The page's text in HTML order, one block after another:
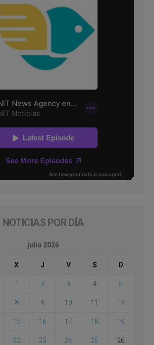
NOTICIAS POR DÍA
julio 2026
X J V S D
1 2 3 4 5
8 9 10 11 12
15 16 17 18 19
22 23 24 25 26